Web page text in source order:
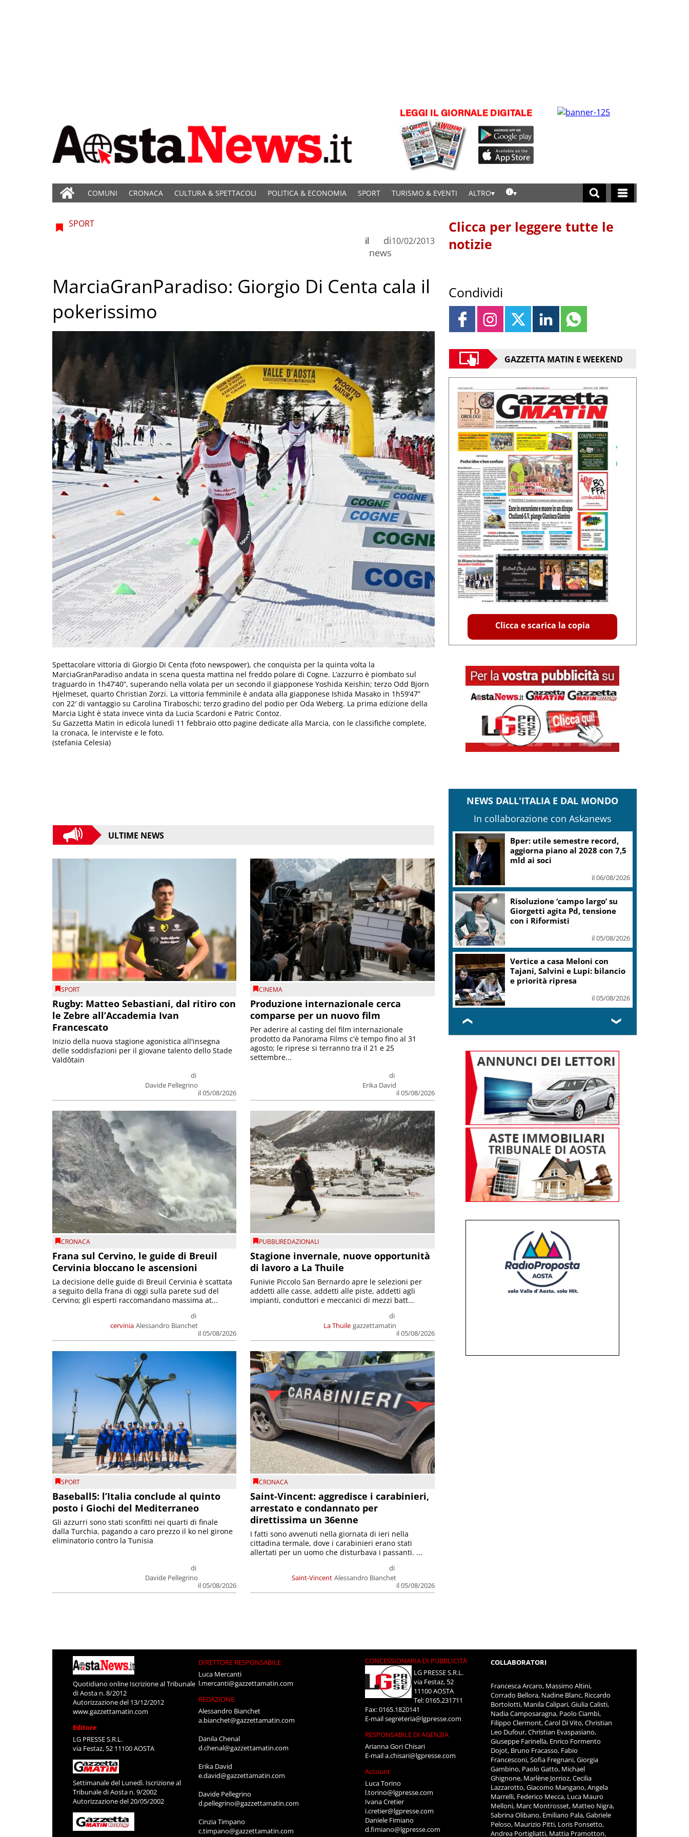
COMUNI CRONACA CULTURA & SPETTACOLI POLITICA & ECONOMIA SPORT TURISMO & EVENTI ALTRO
SPORT
di
news
il 10/02/2013
MarciaGranParadiso: Giorgio Di Centa cala il
pokerissimo
Spettacolare vittoria di Giorgio Di Centa (foto newspower), che conquista per la quinta volta la
MarciaGranParadiso andata in scena questa mattina nel freddo polare di Cogne. L’azzurro è piombato sul
traguardo in 1h47’40”, superando nella volata per un secondo il giapponese Yoshida Keishin; terzo Odd Bjorn
Hjelmeset, quarto Christian Zorzi. La vittoria femminile è andata alla giapponese Ishida Masako in 1h59’47”
con 22′ di vantaggio su Carolina Tiraboschi; terzo gradino del podio per Oda Weberg. La prima edizione della
Marcia Light è stata invece vinta da Lucia Scardoni e Patric Contoz.
Su Gazzetta Matin in edicola lunedì 11 febbraio otto pagine dedicate alla Marcia, con le classifiche complete,
la cronaca, le interviste e le foto.
(stefania Celesia)
ULTIME NEWS
SPORT
Rugby: Matteo Sebastiani, dal ritiro con
le Zebre all’Accademia Ivan
Francescato
di
Davide Pellegrino
il 05/08/2026
Inizio della nuova stagione agonistica all'insegna
delle soddisfazioni per il giovane talento dello Stade
Valdôtain
CINEMA
Produzione internazionale cerca
comparse per un nuovo film
di
Erika David
il 05/08/2026
Per aderire al casting del film internazionale
prodotto da Panorama Films c'è tempo fino al 31
agosto; le riprese si terranno tra il 21 e 25
settembre...
CRONACA
Frana sul Cervino, le guide di Breuil
Cervinia bloccano le ascensioni
cervinia
di
Alessandro Bianchet
il 05/08/2026
La decisione delle guide di Breuil Cervinia è scattata
a seguito della frana di oggi sulla parete sud del
Cervino; gli esperti raccomandano massima at...
PUBBLIREDAZIONALI
Stagione invernale, nuove opportunità
di lavoro a La Thuile
La Thuile
di
gazzettamatin
il 05/08/2026
Funivie Piccolo San Bernardo apre le selezioni per
addetti alle casse, addetti alle piste, addetti agli
impianti, conduttori e meccanici di mezzi batt...
SPORT
Baseball5: l’Italia conclude al quinto
posto i Giochi del Mediterraneo
di
Davide Pellegrino
il 05/08/2026
Gli azzurri sono stati sconfitti nei quarti di finale
dalla Turchia, pagando a caro prezzo il ko nel girone
eliminatorio contro la Tunisia
CRONACA
Saint-Vincent: aggredisce i carabinieri,
arrestato e condannato per
direttissima un 36enne
Saint-Vincent
di
Alessandro Bianchet
il 05/08/2026
I fatti sono avvenuti nella giornata di ieri nella
cittadina termale, dove i carabinieri erano stati
allertati per un uomo che disturbava i passanti. ...
Clicca per leggere tutte le
notizie
Condividi
GAZZETTA MATIN E WEEKEND
Clicca e scarica la copia
NEWS DALL'ITALIA E DAL MONDO
In collaborazione con Askanews
Mit: iter Fondo strade Piccoli Comuni
avviato, termini non ancora decorrenti
Banco Bpm, Castagna: Agricole
Italia? Valuteremo, ritengo
fusione molto solida
Conti pubblici, Governo
incassa sì su clausola Ue. Lega
ottiene modifica a risoluzione
il 05/08/2026
❮ ❯
Quotidiano online Iscrizione al Tribunale
di Aosta n. 8/2012
Autorizzazione del 13/12/2012
www.gazzettamatin.com
Editore
LG PRESSE S.R.L.
via Festaz, 52 11100 AOSTA
Settimanale del Lunedì. Iscrizione al
Tribunale di Aosta n. 9/2002
Autorizzazione del 20/05/2002
DIRETTORE RESPONSABILE
Luca Mercanti
l.mercanti@gazzettamatin.com
REDAZIONE
Alessandro Bianchet
a.bianchet@gazzettamatin.com
Danila Chenal
d.chenal@gazzettamatin.com
Erika David
e.david@gazzettamatin.com
Davide Pellegrino
d.pellegrino@gazzettamatin.com
Cinzia Timpano
c.timpano@gazzettamatin.com
CONCESSIONARIA DI PUBBLICITÀ
LG PRESSE S.R.L.
via Festaz, 52
11100 AOSTA
Tel: 0165.231711
Fax: 0165.1820141
E-mailsegreteria@lgpresse.com
RESPONSABILE DI AGENZIA
Arianna Gori Chisari
E-maila.chisari@lgpresse.com
Account
Luca Torino
l.torino@lgpresse.com
Ivana Cretier
i.cretier@lgpresse.com
Daniele Fimiano
d.fimiano@lgpresse.com
COLLABORATORI
Francesca Arcaro, Massimo Altini,
Corrado Bellora, Nadine Blanc, Riccardo
Bortolotti, Manila Calipari, Giulia Calisti,
Nadia Camposaragna, Paolo Ciambi,
Filippo Clermont, Carol Di Vito, Christian
Leo Dufour, Christian Evaspasiano,
Giuseppe Farinella, Enrico Formento
Dojot, Bruno Fracasso, Fabio
Francesconi, Sofia Fregnani, Giorgia
Gambino, Paolo Gatto, Michael
Ghignone, Marlène Jorrioz, Cecilia
Lazzarotto, Giacomo Mangano, Angela
Marrelli, Federico Mecca, Luca Mauro
Melloni, Marc Montrosset, Matteo Nigra,
Sabrina Olibano, Emiliano Pala, Gabriele
Peloso, Maurizio Pitti, Loris Ponsetto,
Andrea Portigliatti, Mattia Pramotton,